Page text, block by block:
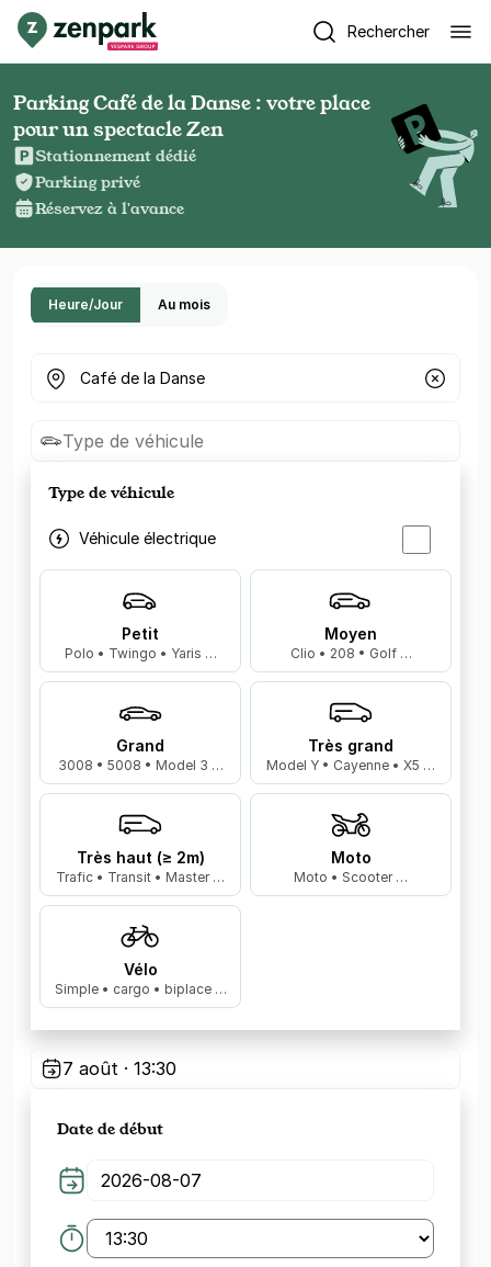
Rechercher
Parking Café de la Danse : votre place
pour un spectacle Zen
Stationnement dédié
Parking privé
Réservez à l'avance
Heure/Jour Au mois
Où cherchez-vous un parking ?
Type de véhicule
Type de véhicule
Véhicule électrique
Petit
Polo • Twingo • Yaris …
Moyen
Clio • 208 • Golf …
Grand
3008 • 5008 • Model 3 …
Très grand
Model Y • Cayenne • X5 …
Très haut (≥ 2m)
Trafic • Transit • Master …
Moto
Moto • Scooter …
Vélo
Simple • cargo • biplace …
7 août · 13:30
Date de début